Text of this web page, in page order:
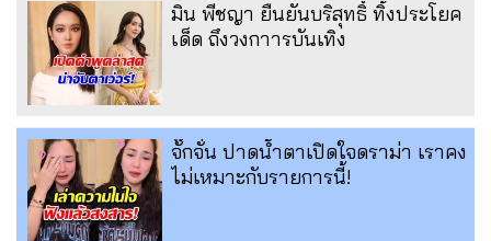
มิน พีชญา ยืนยันบริสุทธิ์ ทิ้งประโยค
เด็ด ถึงวงกาารบันเทิง
จั๊กจั่น ปาดน้ำตาเปิดใจดราม่า เราคง
ไม่เหมาะกับรายการนี้!